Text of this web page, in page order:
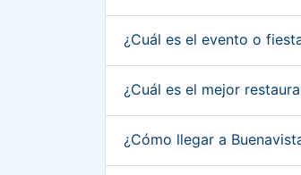
¿Cuál es el evento o
¿Cuál es el mejor
¿Cómo llegar a